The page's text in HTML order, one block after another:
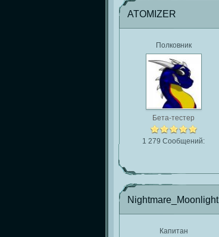
ATOMIZER
Полковник
Бета-тестер
1 279 Сообщений:
Nightmare_Moonlight
Капитан